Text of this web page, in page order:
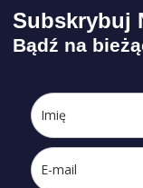
Subskrybuj
Bądź na